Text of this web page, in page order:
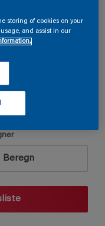
Beregn
storing of cookies on your
and assist in our